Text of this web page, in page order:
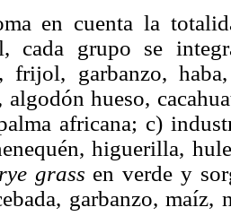
en cuenta la
cada grupo se
frijol, garbanzo,
hueso,
africana; c)
higuerilla,
rye grass en verde y
garbanzo,